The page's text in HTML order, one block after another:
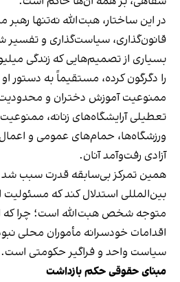
در این ساختار، هبت‌الله نه‌تنها
قانون‌گذاری، سیاست‌گذاری و
بسیاری از تصمیم‌هایی که زندگی
را دگرگون کرده، مستقیماً به دستور
ممنوعیت آموزش دختران و محدودیت
تعطیلی آرایشگاه‌های زنانه، ممنوعیت
ورزشگاه‌ها، حمام‌های عمومی و
آزادی رفت‌وآمد آنان.
همین تمرکز بی‌سابقه قدرت سبب شد
بین‌المللی استدلال کند که
متوجه شخص هبت‌الله است؛ چرا که
اقدامات خودسرانه مأموران محلی
سیاست واحد و فراگیر حکومتی است.
مبنای حقوقی حکم بازداشت